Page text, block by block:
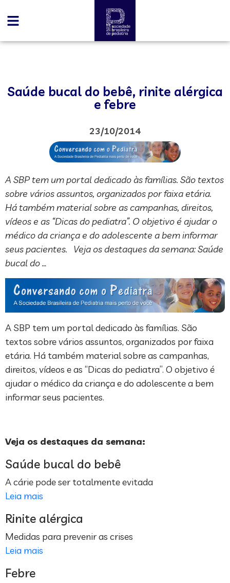
Saúde bucal do bebê, rinite alérgica
e febre
23/10/2014
A SBP tem um portal dedicado às famílias. São textos
sobre vários assuntos, organizados por faixa etária.
Há também material sobre as campanhas, direitos,
vídeos e as “Dicas do pediatra”. O objetivo é ajudar o
médico da criança e do adolescente a bem informar
seus pacientes. Veja os destaques da semana: Saúde
bucal do …
A SBP tem um portal dedicado às famílias. São
textos sobre vários assuntos, organizados por faixa
etária. Há também material sobre as campanhas,
direitos, vídeos e as “Dicas do pediatra”. O objetivo é
ajudar o médico da criança e do adolescente a bem
informar seus pacientes.
Veja os destaques da semana:
Saúde bucal do bebê
A cárie pode ser totalmente evitada
Leia mais
Rinite alérgica
Medidas para prevenir as crises
Leia mais
Febre